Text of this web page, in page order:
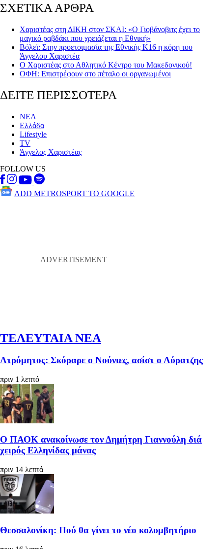
ΣΧΕΤΙΚΑ ΑΡΘΡΑ
Χαριστέας στη ΔΙΚΗ στον ΣΚΑΙ: «Ο Γιοβάνοβιτς έχει το
μαγικό ραβδάκι που χρειάζεται η Εθνική»
Βόλεϊ: Στην προετοιμασία της Εθνικής Κ16 η κόρη του
Άγγελου Χαριστέα
Ο Χαριστέας στο Αθλητικό Κέντρο του Μακεδονικού!
ΟΦΗ: Επιστρέφουν στο πέταλο οι οργανωμένοι
ΔΕΙΤΕ ΠΕΡΙΣΣΟΤΕΡΑ
ΝΕΑ
Ελλάδα
Lifestyle
TV
Άγγελος Χαριστέας
FOLLOW US
ADD METROSPORT TO GOOGLE
ΤΕΛΕΥΤΑΙΑ ΝΕΑ
Ατρόμητος: Σκόραρε ο Νούνιες, ασίστ ο Λύρατζης
πριν 1 λεπτό
Ο ΠΑΟΚ ανακοίνωσε τον Δημήτρη Γιαννούλη διά
χειρός Ελληνίδας μάνας
πριν 14 λεπτά
Θεσσαλονίκη: Πού θα γίνει το νέο κολυμβητήριο